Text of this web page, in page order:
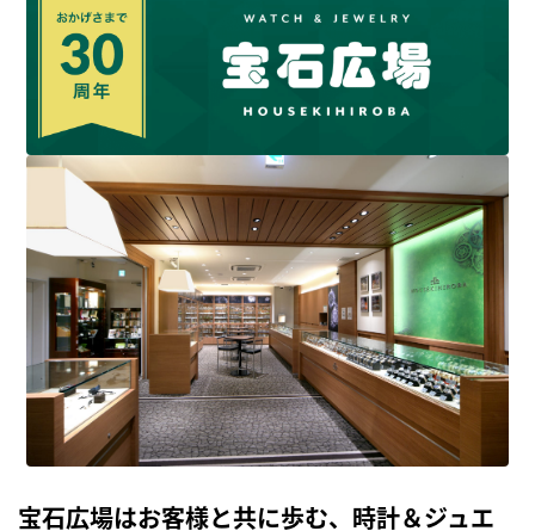
宝石広場はお客様と共に歩む、時計＆ジュエ